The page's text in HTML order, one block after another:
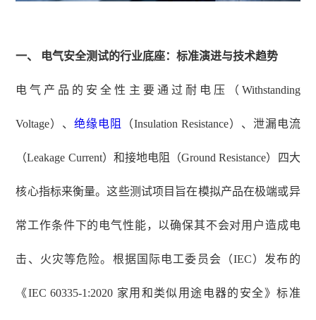
一、 电气安全测试的行业底座：标准演进与技术趋势
电气产品的安全性主要通过耐电压（ Withstanding
Voltage）、绝缘电阻 （Insulation Resistance）、泄漏电流
（Leakage Current）和接地电阻（Ground Resistance）四大
核心指标来衡量。这些测试项目旨在模拟产品在极端或异
常工作条件下的电气性能，以确保其不会对用户造成电
击、火灾等危险。根据国际电工委员会（IEC）发布的
《IEC 60335-1:2020 家用和类似用途电器的安全》标准